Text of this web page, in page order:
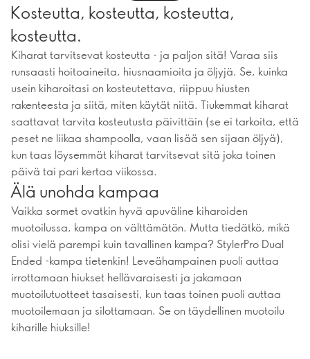
Kosteutta, kosteutta, kosteutta,
kosteutta.
Kiharat tarvitsevat kosteutta - ja paljon sitä! Varaa siis
runsaasti hoitoaineita, hiusnaamioita ja öljyjä. Se, kuinka
usein kiharoitasi on kosteutettava, riippuu hiusten
rakenteesta ja siitä, miten käytät niitä. Tiukemmat kiharat
saattavat tarvita kosteutusta päivittäin (se ei tarkoita, että
peset ne liikaa shampoolla, vaan lisää sen sijaan öljyä),
kun taas löysemmät kiharat tarvitsevat sitä joka toinen
päivä tai pari kertaa viikossa.
Älä unohda kampaa
Vaikka sormet ovatkin hyvä apuväline kiharoiden
muotoilussa, kampa on välttämätön. Mutta tiedätkö, mikä
olisi vielä parempi kuin tavallinen kampa? StylerPro Dual
Ended -kampa tietenkin! Leveähampainen puoli auttaa
irrottamaan hiukset hellävaraisesti ja jakamaan
muotoilutuotteet tasaisesti, kun taas toinen puoli auttaa
muotoilemaan ja silottamaan. Se on täydellinen muotoilu
kiharille hiuksille!